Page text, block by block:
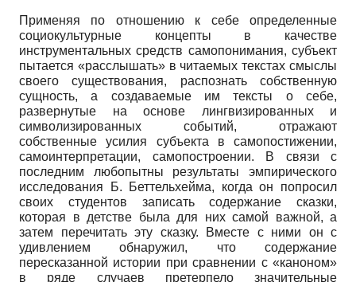
Применяя по отношению к себе определенные
социокультурные концепты в качестве
инструментальных средств самопонимания, субъект
пытается «расслышать» в читаемых текстах смыслы
своего существования, распознать собственную
сущность, а создаваемые им тексты о себе,
развернутые на основе лингвизированных и
символизированных событий, отражают
собственные усилия субъекта в самопостижении,
самоинтерпретации, самопостроении. В связи с
последним любопытны результаты эмпирического
исследования Б. Беттельхейма, когда он попросил
своих студентов записать содержание сказки,
которая в детстве была для них самой важной, а
затем перечитать эту сказку. Вместе с ними он с
удивлением обнаружил, что содержание
пересказанной истории при сравнении с «каноном»
в ряде случаев претерпело значительные